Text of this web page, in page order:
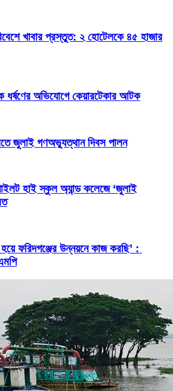
খাবার প্রস্তুত: ২ হোটেলকে ৪৫ হাজার
ধর্ষণের অভিযোগে কেয়ারটেকার আটক
জুলাই গণঅভ্যুত্থান দিবস পালন
হাই স্কুল অ্যান্ড কলেজে ‘জুলাই
হয়ে ফরিদগঞ্জের উন্নয়নে কাজ করছি’ :